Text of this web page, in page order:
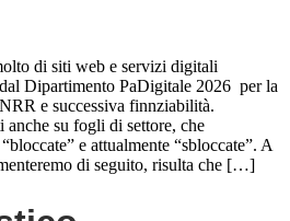
di siti web e servizi digitali
Dipartimento PaDigitale 2026 per la
e successiva finnziabilità.
su fogli di settore, che
e attualmente “sbloccate”. A
di seguito, risulta che […]